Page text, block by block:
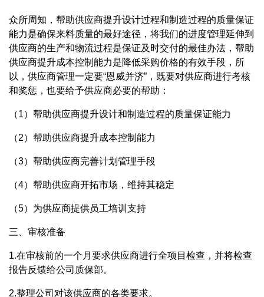
众所周知，帮助供应商提升设计过程和制造过程的质量保证
能力是确保来料质量的最好途径，将我们的进度管理延伸到
供应商的生产和物流过程是保证及时交付的最佳办法，帮助
供应商提升成本控制能力是降低采购价格的有效手段，所
以，供应商管理一定要“恩威并济”，既要对供应商进行考核
和奖惩，也要给予供应商必要的帮助：
（1）帮助供应商提升设计和制造过程的质量保证能力
（2）帮助供应商提升成本控制能力
（3）帮助供应商完善计划管理手段
（4）帮助供应商开拓市场，维持其稳定
（5）为供应商提供员工培训支持
三、审核准备
1.在审核前的一个月要求供应商进行全项目检查，并将检查
报告反馈给公司质保部。
2.整理公司对该供应商的各类要求。